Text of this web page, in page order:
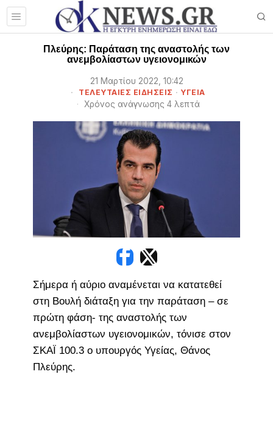
Πλεύρης: Παράταση της αναστολής των
ανεμβολίαστων υγειονομικών
21 Μαρτίου 2022, 10:42
ΤΕΛΕΥΤΑΙΕΣ ΕΙΔΗΣΕΙΣ · ΥΓΕΙΑ
Χρόνος ανάγνωσης 4 λεπτά
Σήμερα ή αύριο αναμένεται να κατατεθεί
στη Βουλή διάταξη για την παράταση – σε
πρώτη φάση- της αναστολής των
ανεμβολίαστων υγειονομικών, τόνισε στον
ΣΚΑΪ 100.3 ο υπουργός Υγείας, Θάνος
Πλεύρης.